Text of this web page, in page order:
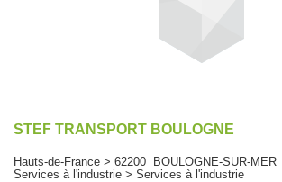
STEF TRANSPORT BOULOGNE
Hauts-de-France > 62200 BOULOGNE-SUR-MER
Services à l'industrie > Services à l'industrie